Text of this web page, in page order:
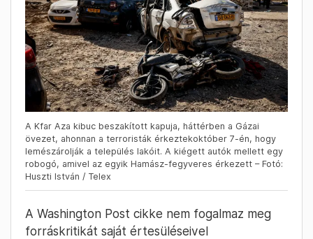
A Kfar Aza kibuc beszakított kapuja, háttérben a Gázai
övezet, ahonnan a terroristák érkeztekoktóber 7-én, hogy
lemészárolják a település lakóit. A kiégett autók mellett egy
robogó, amivel az egyik Hamász-fegyveres érkezett – Fotó:
Huszti István / Telex
A Washington Post cikke nem fogalmaz meg
forráskritikát saját értesüléseivel